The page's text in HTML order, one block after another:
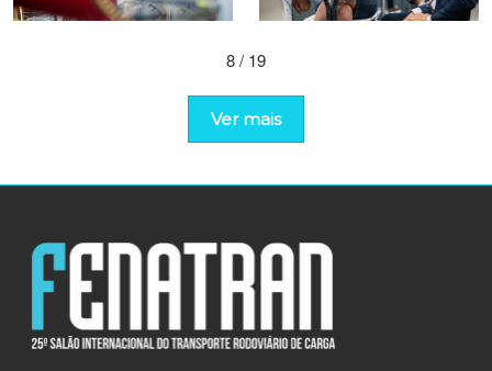
8/ 19
Ver mais